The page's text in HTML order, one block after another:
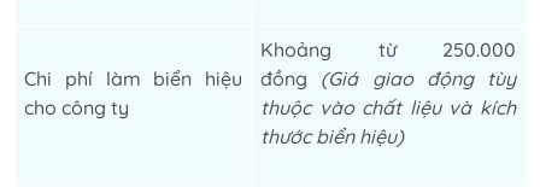
Chi phí làm biển hiệu
cho công ty
Khoảng từ 250.000
đồng (Giá giao động tùy
thuộc vào chất liệu và kích
thước biển hiệu)